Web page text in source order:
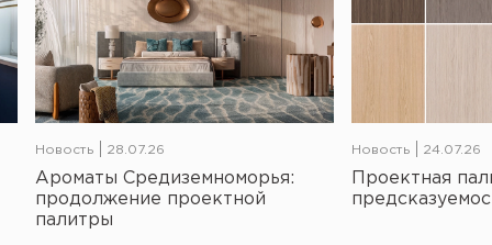
Новость 28.07.26
Ароматы Средиземноморья:
продолжение проектной
палитры
Новость 24.07.26
Проектная